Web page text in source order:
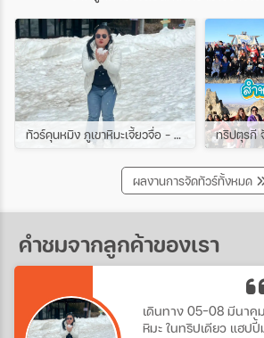
ทัวร์คุนหมิง ภูเขาหิมะเจี้ยวจื่อ - ชมดอกซากุระเขาหยวนทง 4วัน 3คืน ช่วง มีนาคม
ผลงานการจัดทัวร์ทั้งหมด
คำชมจากลูกค้าของเรา
เดินทาง 05-08 มีนาคม 2026 ชม
หิมะ ในทริปเดียว แฮป